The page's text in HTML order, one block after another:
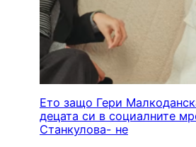
Ето защо Гери
децата си в социалните
Станкулова- не